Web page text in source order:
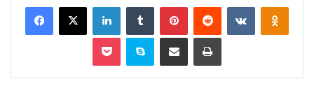
Facebook
X LinkedinTumblr PinterestReddit VK OK
Pocket Skype Compartilhar via e-mail Imprimir